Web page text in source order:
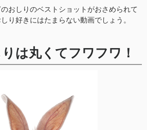
おしりのベストショットがおさめられて
り好きにはたまらない動画でしょう。
は丸くてフワフワ！